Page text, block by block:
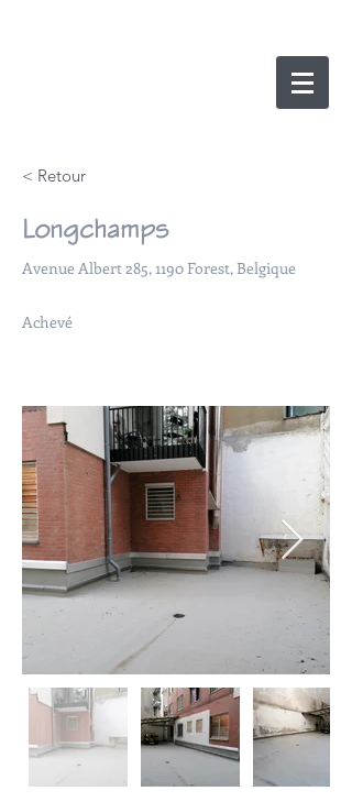
< Retour
Longchamps
Avenue Albert 285, 1190 Forest, Belgique
Achevé